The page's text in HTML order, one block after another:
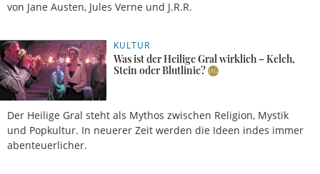
von Jane Austen, Jules Verne und J.R.R.
KULTUR
Was ist der Heilige Gral wirklich – Kelch,
Stein oder Blutlinie?
Der Heilige Gral steht als Mythos zwischen Religion, Mystik
und Popkultur. In neuerer Zeit werden die Ideen indes immer
abenteuerlicher.
18.04.2025,
15 Uhr
Patrick
Peters